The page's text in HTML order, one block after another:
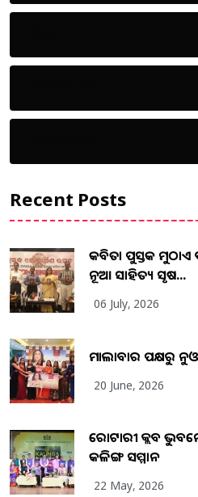
Recent Posts
କବିତା ପୁସ୍ତକ ମୁଠାଏ
ନୂଆ ସାହିତ୍ୟ ସୃଷ...
06 July, 2026
ମାଲାବାର ପକ୍ଷରୁ
20 June, 2026
ରୋଟାରୀ କ୍ଲବ
କଳିଙ୍ଗ ସମ୍ମାନ
22 May, 2026